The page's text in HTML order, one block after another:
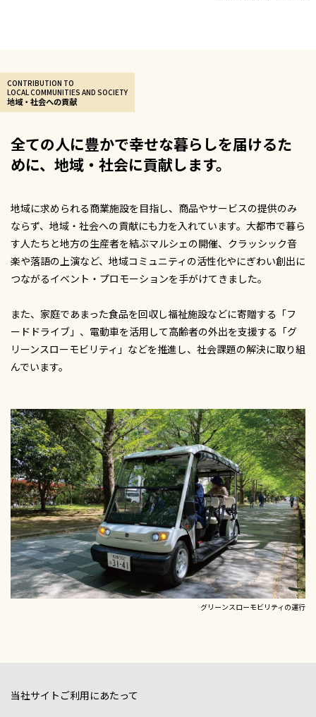
CONTRIBUTION TO
LOCAL COMMUNITIES AND SOCIETY
地域・社会への貢献
全ての人に豊かで幸せな暮らしを届けるた
めに、 地域・社会に貢献します。
地域に求められる商業施設を目指し、商品やサービスの提供のみ
ならず、地域・社会への貢献にも力を入れています。大都市で暮ら
す人たちと地方の生産者を結ぶマルシェの開催、クラッシック音
楽や落語の上演など、地域コミュニティの活性化やにぎわい創出に
つながるイベント・プロモーションを手がけてきました。
また、家庭であまった食品を回収し福祉施設などに寄贈する「フ
ードドライブ」、電動車を活用して高齢者の外出を支援する「グ
リーンスローモビリティ」などを推進し、社会課題の解決に取り組
んでいます。
グリーンスローモビリティの運行
当社サイトご利用にあたって